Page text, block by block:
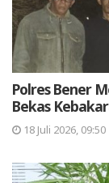
Polres Bener
Bekas
18 Juli 2026, 09:50